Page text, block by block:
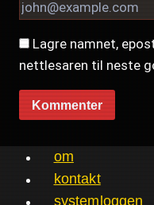
Lagre namnet,
nettlesaren til neste
om
kontakt
systemloggen